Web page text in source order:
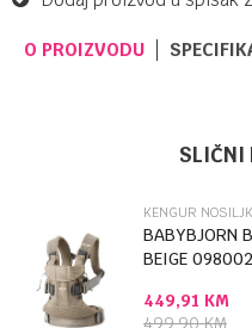
O PROIZVODU
Poruka
SLIČNI
KENGUR
BABYBJORN
BEIGE 098002
449,91 KM
499,90KM